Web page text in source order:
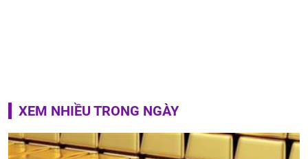
XEM NHIỀU TRONG NGÀY